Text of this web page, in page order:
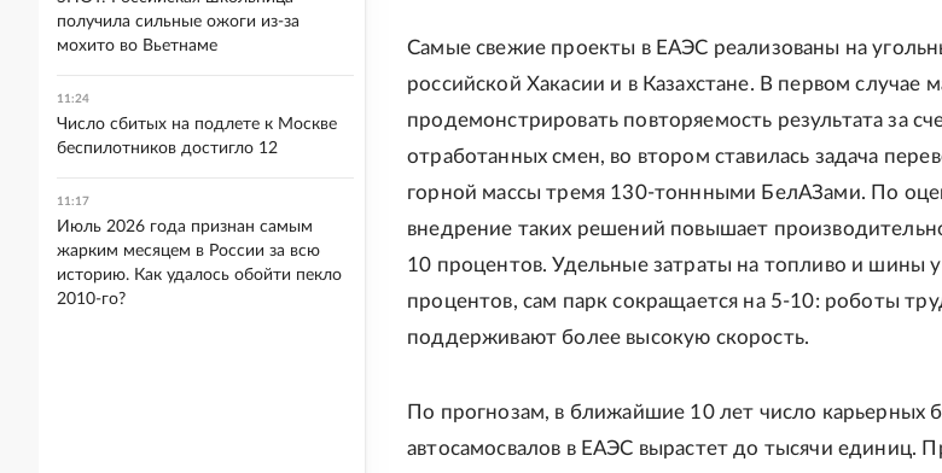
Самые свежие проекты в ЕАЭС реализованы на
российской Хакасии и в Казахстане. В первом
продемонстрировать повторяемость результата за
отработанных смен, во втором ставилась задача
горной массы тремя 130-тоннными БелАЗами. По
внедрение таких решений повышает
10 процентов. Удельные затраты на топливо и шины
процентов, сам парк сокращается на 5-10: роботы
поддерживают более высокую скорость.
По прогнозам, в ближайшие 10 лет число карьерных
автосамосвалов в ЕАЭС вырастет до тысячи единиц.
получила сильные ожоги из-за
мохито во Вьетнаме
11:24
Число сбитых на подлете к Москве
беспилотников достигло 12
11:17
Июль 2026 года признан самым
жарким месяцем в России за всю
историю. Как удалось обойти пекло
2010-го?